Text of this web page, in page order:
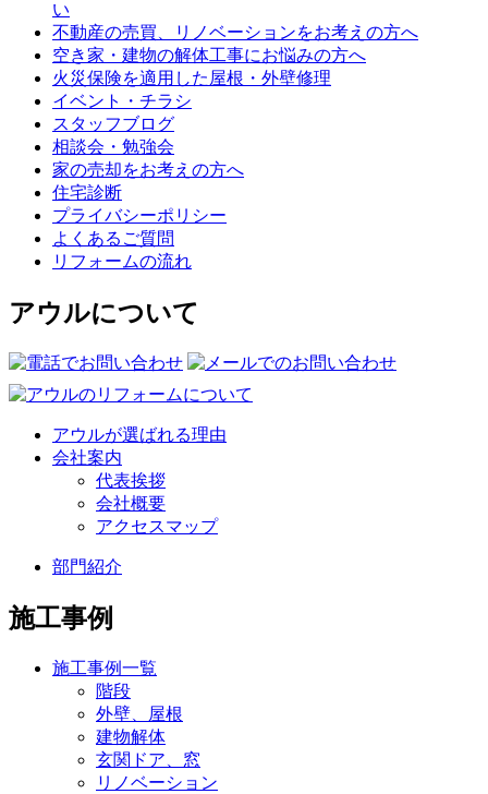
い
不動産の売買、リノベーションをお考えの方へ
空き家・建物の解体工事にお悩みの方へ
火災保険を適用した屋根・外壁修理
イベント・チラシ
スタッフブログ
相談会・勉強会
家の売却をお考えの方へ
住宅診断
プライバシーポリシー
よくあるご質問
リフォームの流れ
アウルについて
アウルが選ばれる理由
会社案内
代表挨拶
会社概要
アクセスマップ
部門紹介
施工事例
施工事例一覧
階段
外壁、屋根
建物解体
玄関ドア、窓
リノベーション